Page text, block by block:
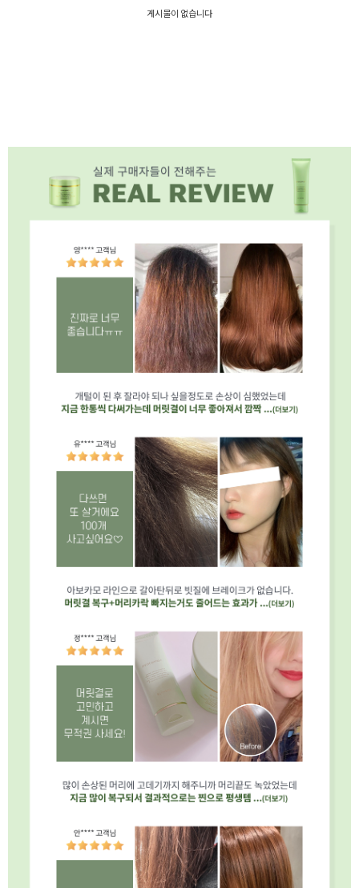
게시물이 없습니다